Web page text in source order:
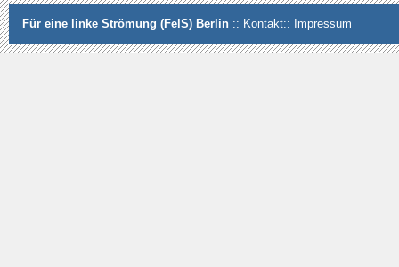
Für eine linke Strömung (FelS) Berlin :: Kontakt:: Impressum